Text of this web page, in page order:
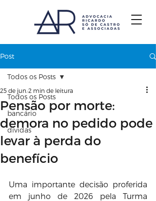
Post
Todos os Posts
bancário
dívidas
Todos os Posts
Pensão por morte:
demora no pedido pode
levar à perda do
benefício
25 de jun. 2 min de leitura
Uma importante decisão proferida
em junho de 2026 pela Turma